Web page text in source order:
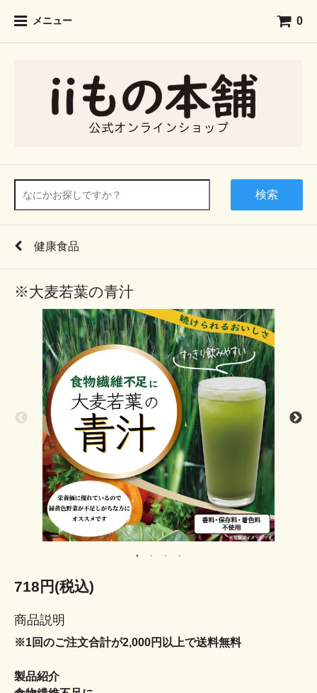
メニュー 0
検索
健康食品
※大麦若葉の青汁
718円(税込)
商品説明
※1回のご注文合計が2,000円以上で送料無料
製品紹介